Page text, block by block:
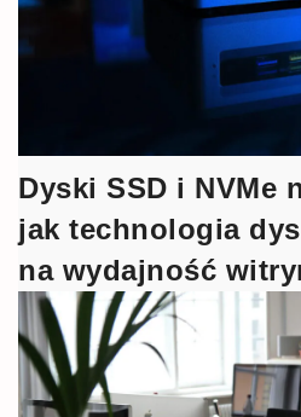
Dyski SSD i NVMe
jak technologia
na wydajność